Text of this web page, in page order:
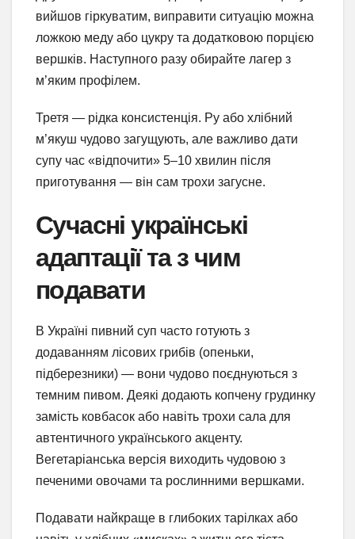
вийшов гіркуватим, виправити ситуацію можна
ложкою меду або цукру та додатковою порцією
вершків. Наступного разу обирайте лагер з
м’яким профілем.
Третя — рідка консистенція. Ру або хлібний
м’якуш чудово загущують, але важливо дати
супу час «відпочити» 5–10 хвилин після
приготування — він сам трохи загусне.
Сучасні українські
адаптації та з чим
подавати
В Україні пивний суп часто готують з
додаванням лісових грибів (опеньки,
підберезники) — вони чудово поєднуються з
темним пивом. Деякі додають копчену грудинку
замість ковбасок або навіть трохи сала для
автентичного українського акценту.
Вегетаріанська версія виходить чудовою з
печеними овочами та рослинними вершками.
Подавати найкраще в глибоких тарілках або